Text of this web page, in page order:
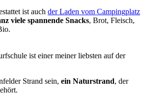
ist auch der Laden vom Campingplatz
viele spannende Snacks, Brot, Fleisch,
ist einer meiner liebsten auf der
Strand sein, ein Naturstrand, der